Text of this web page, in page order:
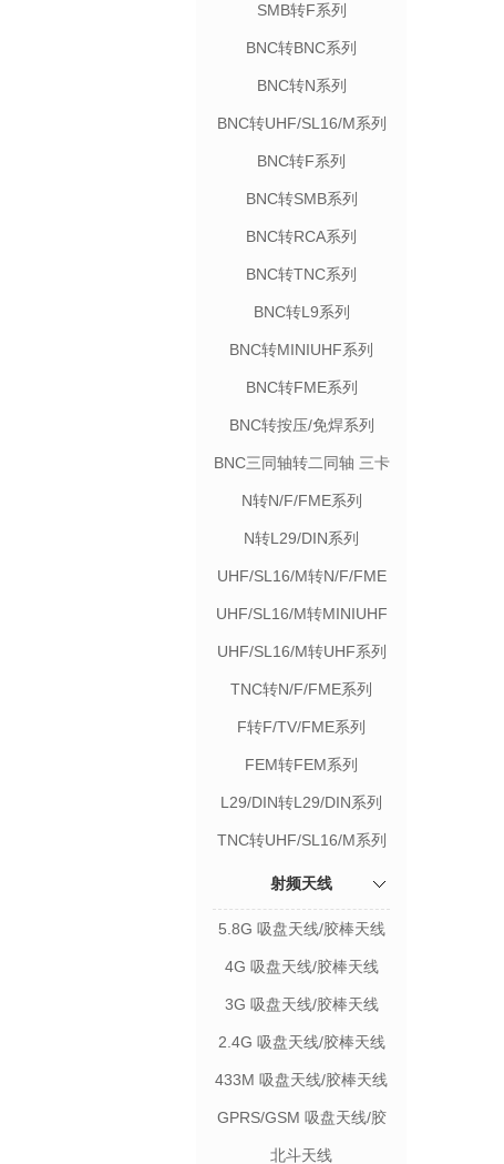
SMB转F系列
BNC转BNC系列
BNC转N系列
BNC转UHF/SL16/M系列
BNC转F系列
BNC转SMB系列
BNC转RCA系列
BNC转TNC系列
BNC转L9系列
BNC转MINIUHF系列
BNC转FME系列
BNC转按压/免焊系列
BNC三同轴转二同轴 三卡
N转N/F/FME系列
N转L29/DIN系列
UHF/SL16/M转N/F/FME
UHF/SL16/M转MINIUHF
UHF/SL16/M转UHF系列
TNC转N/F/FME系列
F转F/TV/FME系列
FEM转FEM系列
L29/DIN转L29/DIN系列
TNC转UHF/SL16/M系列
射频天线
5.8G 吸盘天线/胶棒天线
4G 吸盘天线/胶棒天线
3G 吸盘天线/胶棒天线
2.4G 吸盘天线/胶棒天线
433M 吸盘天线/胶棒天线
GPRS/GSM 吸盘天线/胶
棒天线
北斗天线